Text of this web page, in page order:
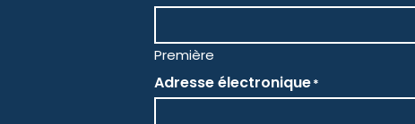
Première
Adresse électronique*